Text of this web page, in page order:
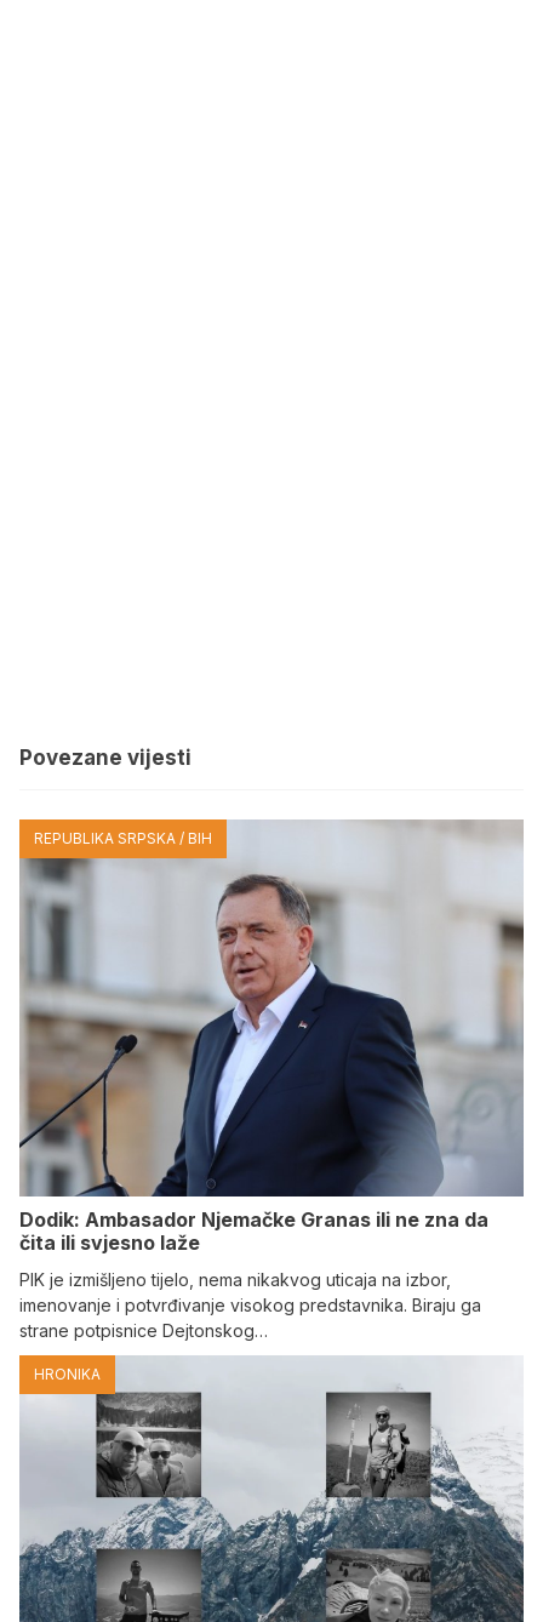
Povezane vijesti
REPUBLIKA SRPSKA / BIH
Dodik: Ambasador Njemačke Granas ili ne zna da
čita ili svjesno laže
PIK je izmišljeno tijelo, nema nikakvog uticaja na izbor,
imenovanje i potvrđivanje visokog predstavnika. Biraju ga
strane potpisnice Dejtonskog…
HRONIKA